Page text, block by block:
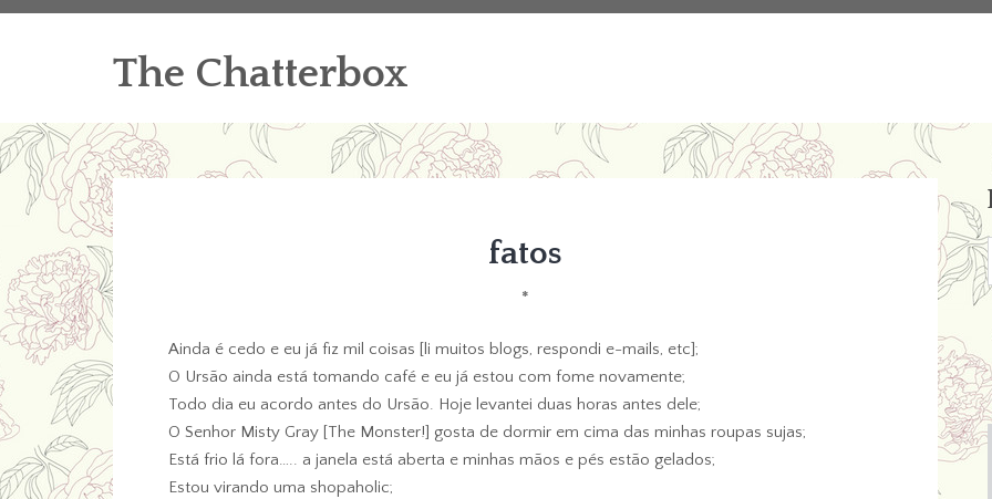
The Chatterbox
fatos
*
Ainda é cedo e eu já fiz mil coisas [li muitos blogs, respondi e-mails, etc];
O Ursão ainda está tomando café e eu já estou com fome novamente;
Todo dia eu acordo antes do Ursão. Hoje levantei duas horas antes dele;
O Senhor Misty Gray [The Monster!] gosta de dormir em cima das minhas roupas sujas;
Está frio lá fora….. a janela está aberta e minhas mãos e pés estão gelados;
Estou virando uma shopaholic;